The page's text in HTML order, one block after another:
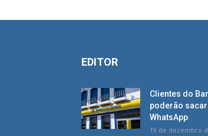
EDITOR
Clientes do
poderão
WhatsApp
19 de dezembro